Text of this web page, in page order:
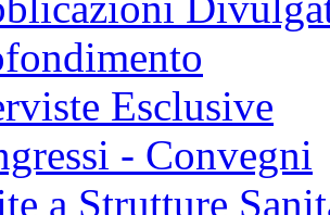
Esclusive
- Convegni
a Strutture